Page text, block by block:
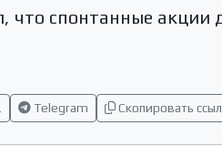
что спонтанные акции
Telegram Скопировать